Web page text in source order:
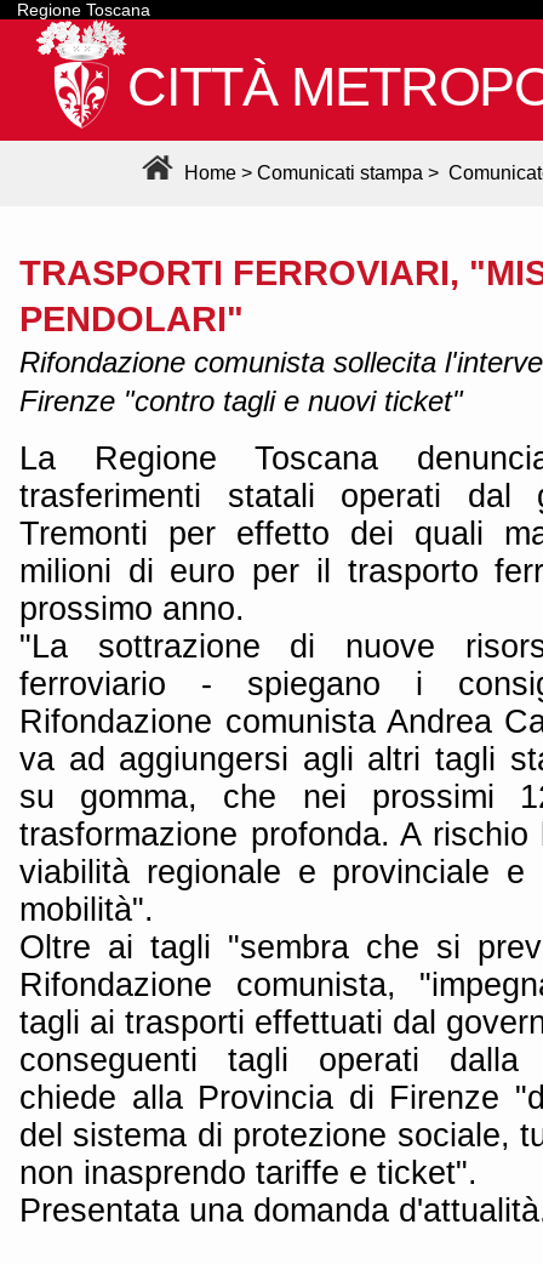
Regione Toscana
CITTÀ
Home > Comunicati stampa >
TRASPORTI FERROVIARI,
PENDOLARI"
Rifondazione comunista sollecita
Firenze "contro tagli e nuovi ticket"
La Regione Toscana
trasferimenti statali operati dal
Tremonti per effetto dei quali
milioni di euro per il trasporto
prossimo anno.
"La sottrazione di nuove
ferroviario - spiegano i
Rifondazione comunista Andrea
va ad aggiungersi agli altri tagli
su gomma, che nei prossimi
trasformazione profonda. A rischio
viabilità regionale e provinciale
mobilità".
Oltre ai tagli "sembra che si
Rifondazione comunista,
tagli ai trasporti effettuati dal
conseguenti tagli operati dalla
chiede alla Provincia di Firenze
del sistema di protezione sociale,
non inasprendo tariffe e ticket".
Presentata una domanda